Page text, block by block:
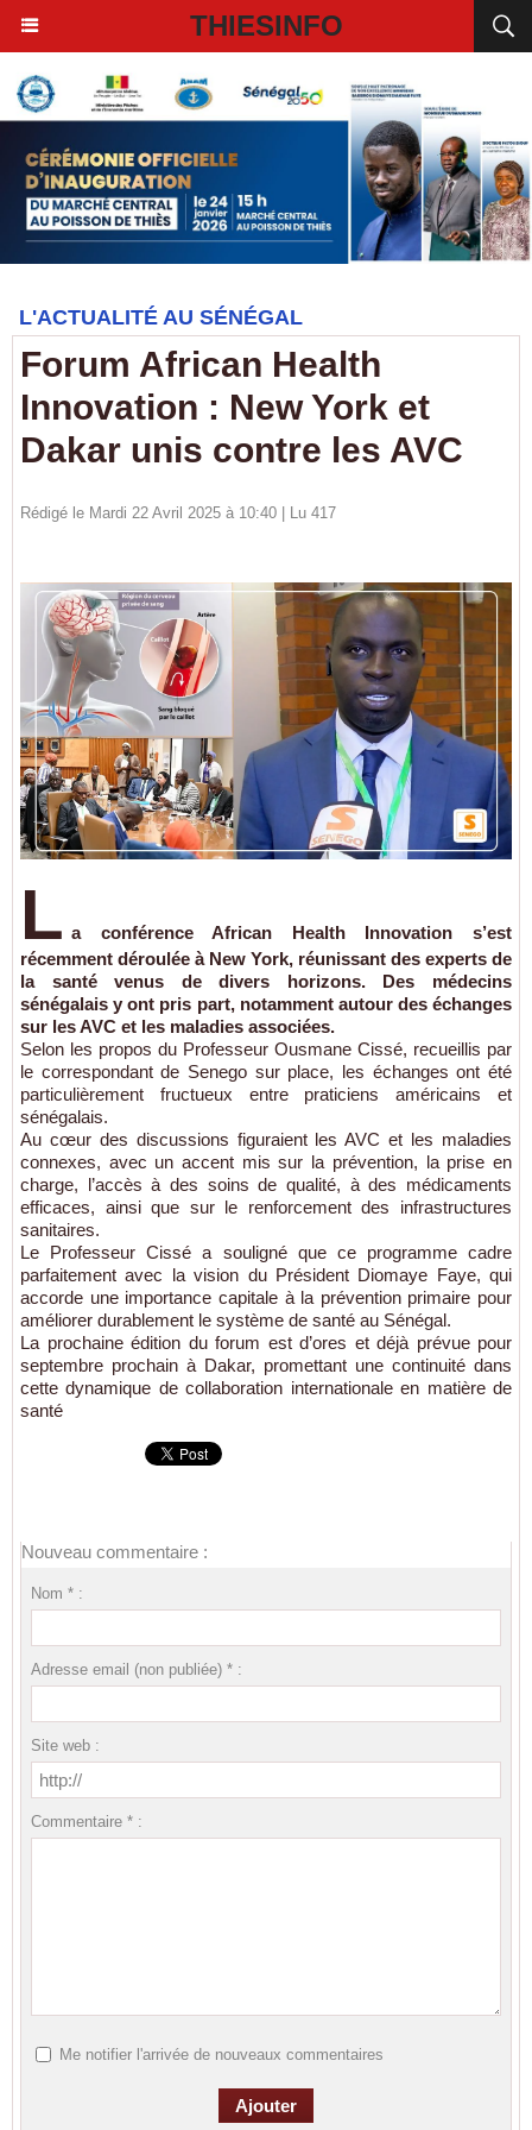
THIESINFO
L'ACTUALITÉ AU SÉNÉGAL
Forum African Health
Innovation : New York et
Dakar unis contre les AVC
Rédigé le Mardi 22 Avril 2025 à 10:40 | Lu 417
L a conférence African Health Innovation s’est
récemment déroulée à New York, réunissant des experts de
la santé venus de divers horizons. Des médecins
sénégalais y ont pris part, notamment autour des échanges
sur les AVC et les maladies associées.
Selon les propos du Professeur Ousmane Cissé, recueillis par
le correspondant de Senego sur place, les échanges ont été
particulièrement fructueux entre praticiens américains et
sénégalais.
Au cœur des discussions figuraient les AVC et les maladies
connexes, avec un accent mis sur la prévention, la prise en
charge, l’accès à des soins de qualité, à des médicaments
efficaces, ainsi que sur le renforcement des infrastructures
sanitaires.
Le Professeur Cissé a souligné que ce programme cadre
parfaitement avec la vision du Président Diomaye Faye, qui
accorde une importance capitale à la prévention primaire pour
améliorer durablement le système de santé au Sénégal.
La prochaine édition du forum est d’ores et déjà prévue pour
septembre prochain à Dakar, promettant une continuité dans
cette dynamique de collaboration internationale en matière de
santé
Nouveau commentaire :
Nom * :
Adresse email (non publiée) * :
Site web :
Commentaire * :
Me notifier l'arrivée de nouveaux commentaires